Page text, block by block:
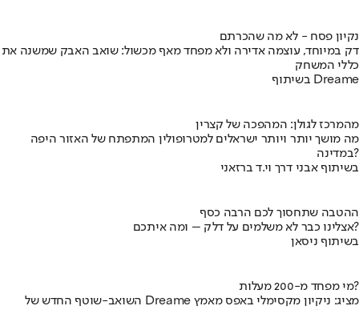
נקיון פסח - לא מה שהכרתם
דק במיוחד, עוצמה אדירה ולא מפחד מאף מכשול: שואב האבק שמשנה את
כללי המשחק
בשיתוף Dreame
מהמרכז לגולן: המהפכה של קצרין
מה מושך יותר ויותר ישראלים למטרופולין המתפתח של האזור היפה
במדינה?
בשיתוף אבני דרך וי.ד ברזאני
ההטבה שתחסוך לכם הרבה כסף
אצלינו כבר לא משלמים על דלק – ומה איתכם?
בשיתוף ניסאן
מי מפחד מ-200 מעלות?
השואב-שוטף החדש של Dreame מציג: ניקיון מקסימלי באפס מאמץ